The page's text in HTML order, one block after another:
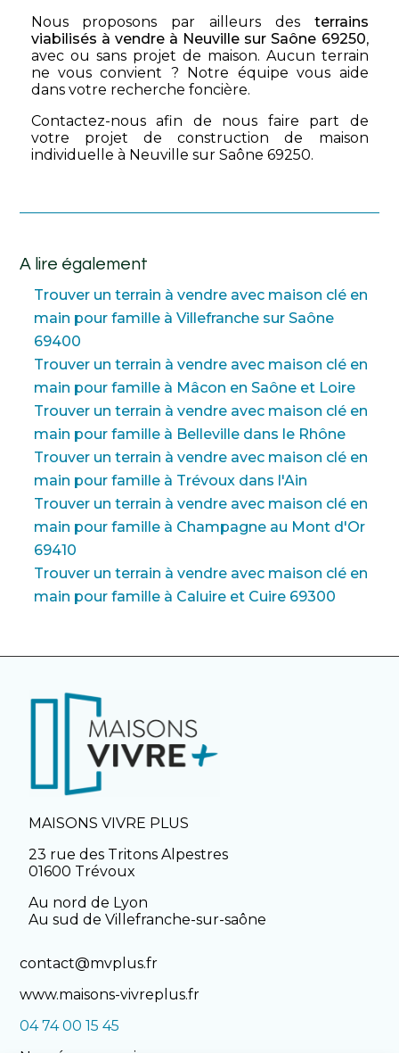
Nous proposons par ailleurs des terrains
viabilisés à vendre à Neuville sur Saône 69250,
avec ou sans projet de maison. Aucun terrain
ne vous convient ? Notre équipe vous aide
dans votre recherche foncière.
Contactez-nous afin de nous faire part de
votre projet de construction de maison
individuelle à Neuville sur Saône 69250.
A lire également
Trouver un terrain à vendre avec maison clé en
main pour famille à Villefranche sur Saône
69400
Trouver un terrain à vendre avec maison clé en
main pour famille à Mâcon en Saône et Loire
Trouver un terrain à vendre avec maison clé en
main pour famille à Belleville dans le Rhône
Trouver un terrain à vendre avec maison clé en
main pour famille à Trévoux dans l'Ain
Trouver un terrain à vendre avec maison clé en
main pour famille à Champagne au Mont d'Or
69410
Trouver un terrain à vendre avec maison clé en
main pour famille à Caluire et Cuire 69300
MAISONS VIVRE PLUS
23 rue des Tritons Alpestres
01600 Trévoux
Au nord de Lyon
Au sud de Villefranche-sur-saône
contact@mvplus.fr
www.maisons-vivreplus.fr
04 74 00 15 45